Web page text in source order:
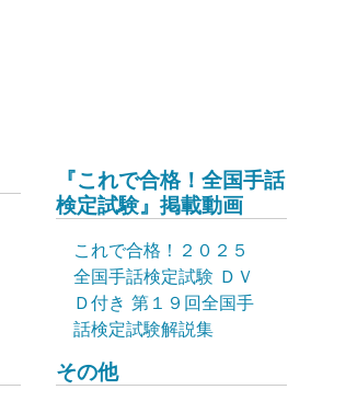
『これで合格！全国手話
検定試験』掲載動画
これで合格！２０２５
全国手話検定試験 ＤＶ
Ｄ付き 第１９回全国手
話検定試験解説集
その他